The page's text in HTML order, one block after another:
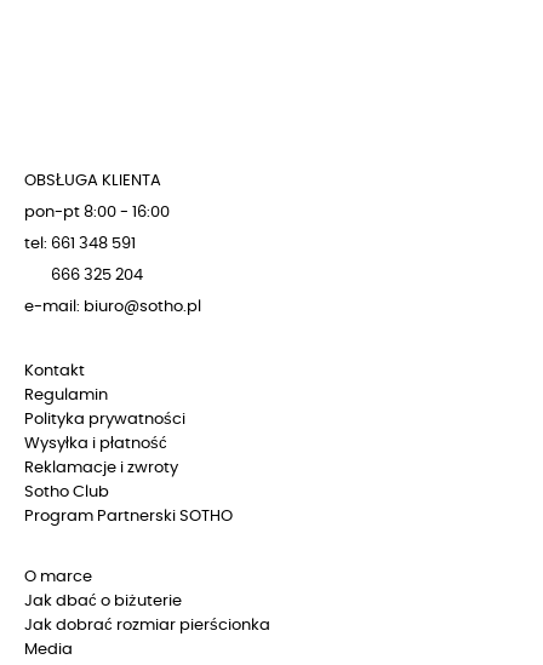
OBSŁUGA KLIENTA
pon-pt 8:00 - 16:00
tel: 661 348 591
666 325 204
e-mail: biuro@sotho.pl
Kontakt
Regulamin
Polityka prywatności
Wysyłka i płatność
Reklamacje i zwroty
Sotho Club
Program Partnerski SOTHO
O marce
Jak dbać o biżuterie
Jak dobrać rozmiar pierścionka
Media